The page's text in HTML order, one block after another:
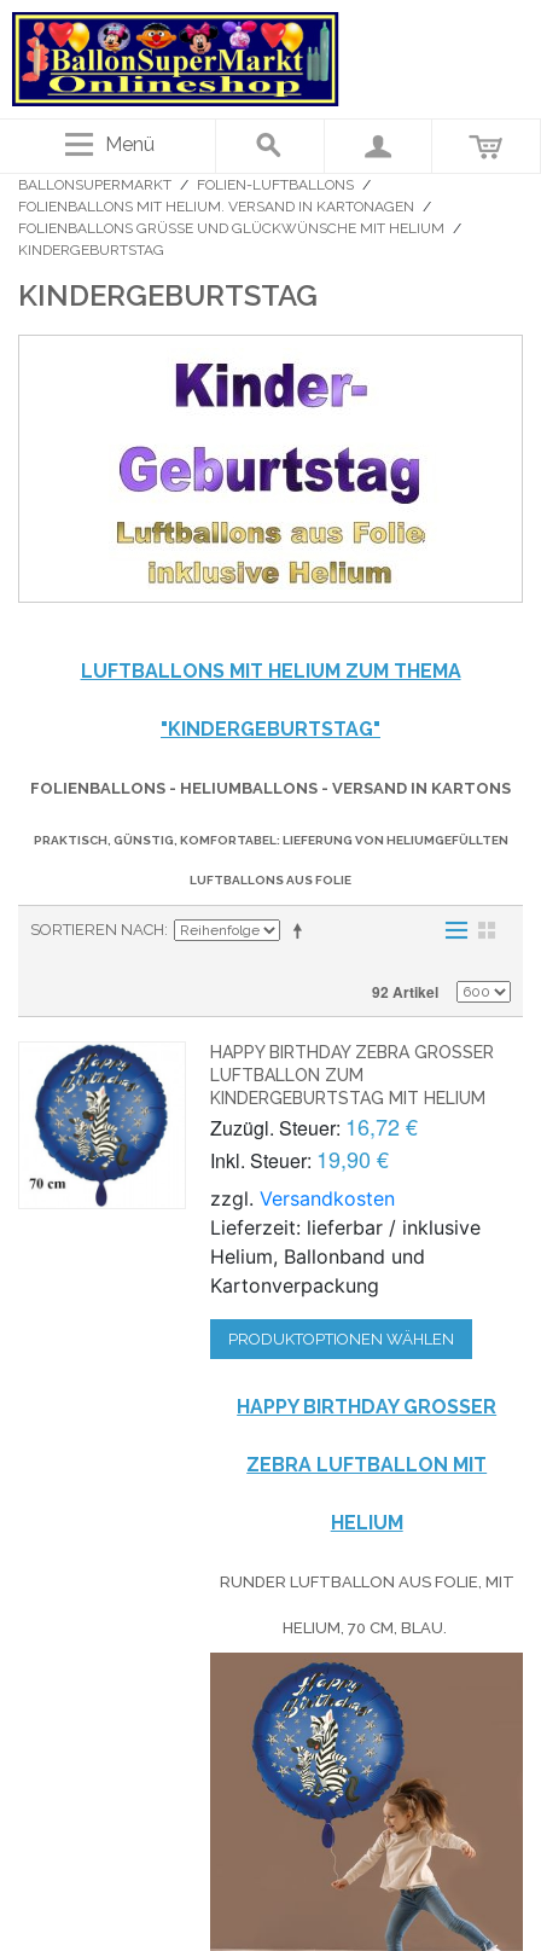
Menü
BALLONSUPERMARKT / FOLIEN-LUFTBALLONS /
FOLIENBALLONS MIT HELIUM. VERSAND IN KARTONAGEN /
FOLIENBALLONS GRÜSSE UND GLÜCKWÜNSCHE MIT HELIUM
/
KINDERGEBURTSTAG
KINDERGEBURTSTAG
LUFTBALLONS MIT HELIUM ZUM THEMA
"KINDERGEBURTSTAG"
FOLIENBALLONS - HELIUMBALLONS - VERSAND IN KARTONS
PRAKTISCH, GÜNSTIG, KOMFORTABEL: LIEFERUNG VON HELIUMGEFÜLLTEN
LUFTBALLONS AUS FOLIE
SORTIEREN NACH
92 Artikel
HAPPY BIRTHDAY ZEBRA GROSSER L
UFTBALLON ZUM K
INDERGEBURTSTAG MIT HELIUM
Zuzügl. Steuer: 16,72 €
Inkl. Steuer: 19,90 €
zzgl.Versandkosten
Lieferzeit: lieferbar / inklusive
Helium, Ballonband und
Kartonverpackung
PRODUKTOPTIONEN WÄHLEN
HAPPY BIRTHDAY GROSSER Z
EBRA LUFTBALLON MIT H
ELIUM
RUNDER LUFTBALLON AUS FOLIE, MIT
HELIUM, 70 CM, BLAU.